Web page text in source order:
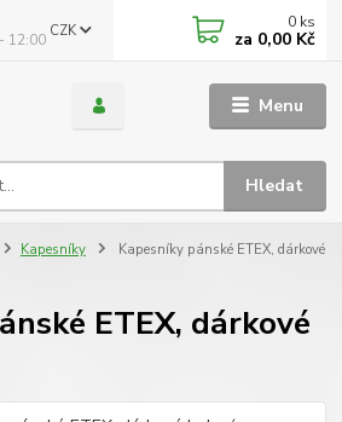
Menu
CZK
Hledat
12:00
0 ks
za 0,00 Kč
Kapesníky
Kapesníky pánské ETEX, dárkové
ETEX, dárkové